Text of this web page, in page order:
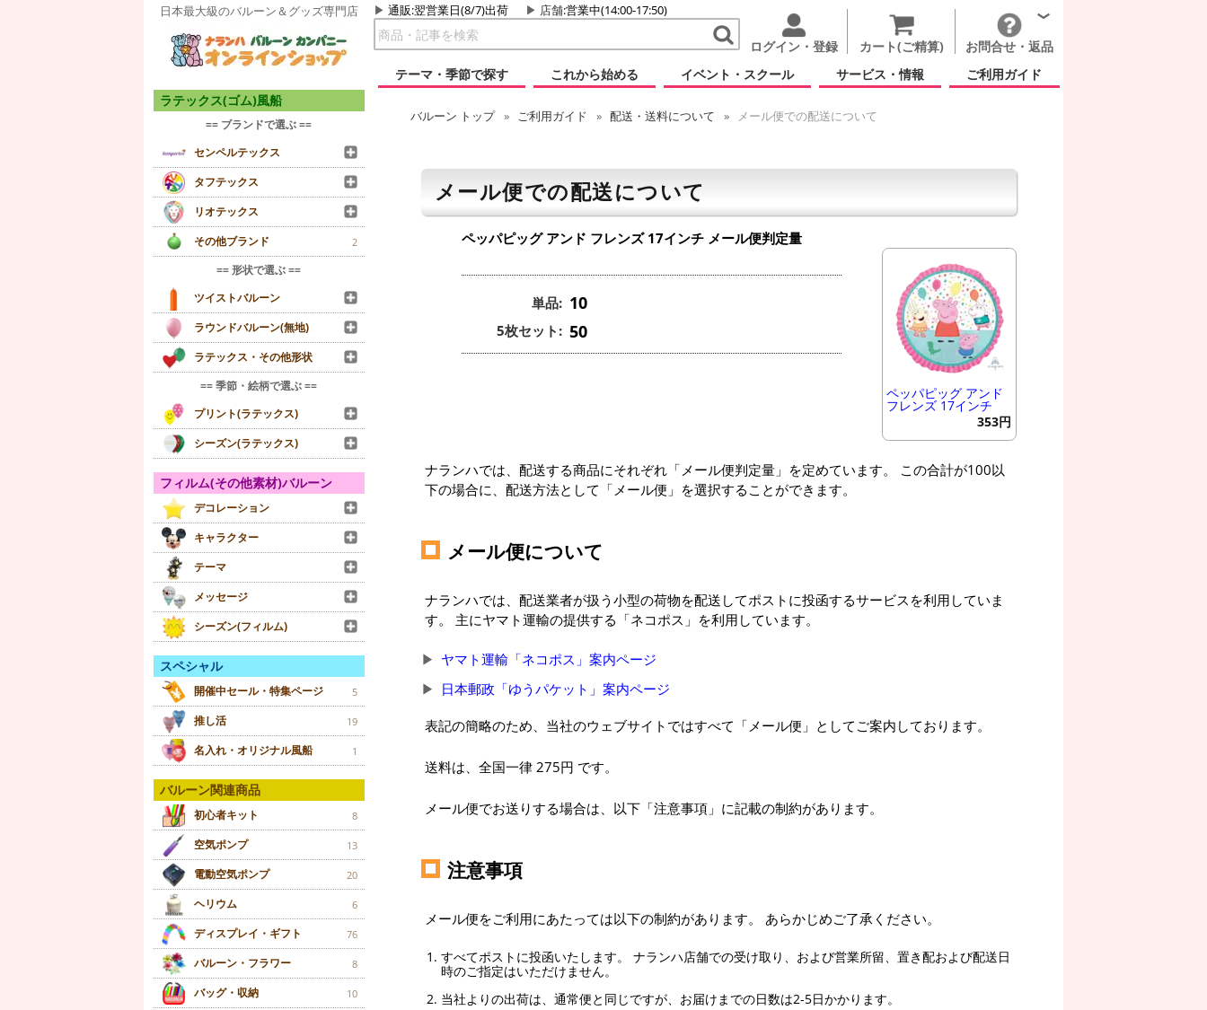
日本最大級のバルーン＆グッズ専門店 通販:翌営業日(8/7)出荷 店舗:営業中(14:00-17:50)
ログイン・登録 カート(ご精算)
お問合せ・返品
テーマ・季節で探す
これから始める イベント・スクール サービス・情報 ご利用ガイド
ラテックス(ゴム)風船
== ブランドで選ぶ ==
センペルテックス
タフテックス
リオテックス
その他ブランド
2
== 形状で選ぶ ==
ツイストバルーン
ラウンドバルーン(無地)
ラテックス・その他形状
== 季節・絵柄で選ぶ ==
プリント(ラテックス)
シーズン(ラテックス)
フィルム(その他素材)バルーン
デコレーション
キャラクター
テーマ
メッセージ
シーズン(フィルム)
スペシャル
開催中セール・特集ページ 5
推し活 19
名入れ・オリジナル風船 1
バルーン関連商品
初心者キット 8
空気ポンプ 13
電動空気ポンプ 20
ヘリウム 6
ディスプレイ・ギフト 76
バルーン・フラワー 8
バッグ・収納 10
バルーン トップ ご利用ガイド 配送・送料について メール便での配送について
メール便での配送について
ペッパピッグ アンド フレンズ 17インチ メール便判定量
単品: 10
5枚セット: 50
ペッパピッグ アンド
フレンズ 17インチ
353円
ナランハでは、配送する商品にそれぞれ「メール便判定量」を定めています。 この合計が100以
下の場合に、配送方法として「メール便」を選択することができます。
メール便について
ナランハでは、配送業者が扱う小型の荷物を配送してポストに投函するサービスを利用していま
す。 主にヤマト運輸の提供する「ネコポス」を利用しています。
ヤマト運輸「ネコポス」案内ページ
日本郵政「ゆうパケット」案内ページ
表記の簡略のため、当社のウェブサイトではすべて「メール便」としてご案内しております。
送料は、全国一律 275円 です。
メール便でお送りする場合は、以下「注意事項」に記載の制約があります。
注意事項
メール便をご利用にあたっては以下の制約があります。 あらかじめご了承ください。
すべてポストに投函いたします。 ナランハ店舗での受け取り、および営業所留、置き配および配送日
時のご指定はいただけません。
当社よりの出荷は、通常便と同じですが、お届けまでの日数は2-5日かかります。